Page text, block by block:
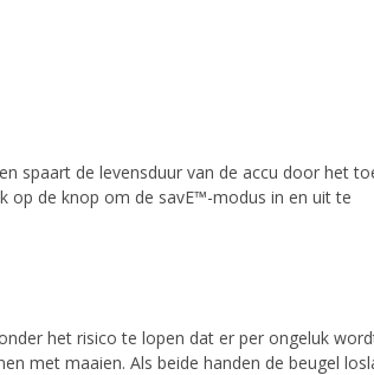
spaart de levensduur van de accu door het
op de knop om de savE™-modus in en uit te
het risico te lopen dat er per ongeluk
met maaien. Als beide handen de beugel